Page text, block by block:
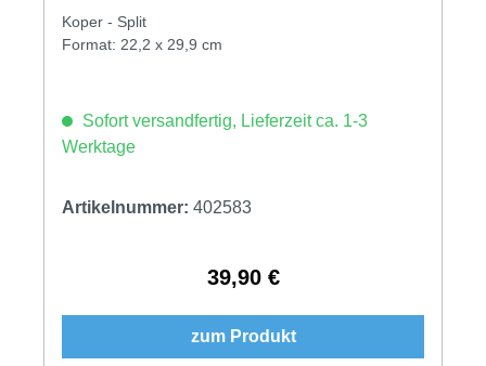
Koper - Split
Format: 22,2 x 29,9 cm
Sofort versandfertig, Lieferzeit ca. 1-3
Werktage
Artikelnummer: 402583
Regulärer Preis:
39,90 €
zum Produkt